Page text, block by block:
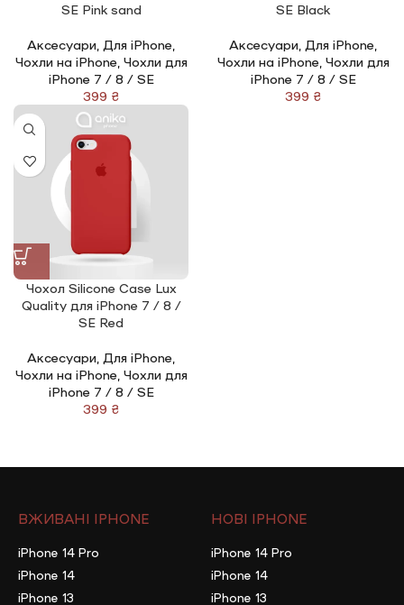
SE Pink sand
Аксесуари Для iPhone
Чохли на iPhone, Чохли для
iPhone 7 / 8 / SE
₴
SE Black
Аксесуари Для iPhone
Чохли на iPhone, Чохли для
iPhone 7 / 8 / SE
₴
Чохол Silicone Сase Lux
Quality для iPhone 7 / 8 /
SE Red
Аксесуари Для iPhone
Чохли на iPhone, Чохли для
iPhone 7 / 8 / SE
₴
ВЖИВАНІ IPHONE
iPhone 14 Pro
iPhone 14
iPhone 13
НОВІ IPHONE
iPhone 14 Pro
iPhone 14
iPhone 13